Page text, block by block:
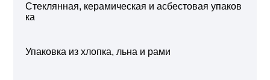
Стеклянная, керамическая и асбестовая упаков
ка
Упаковка из хлопка, льна и рами